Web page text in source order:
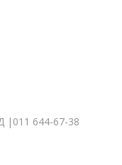
644-67-38